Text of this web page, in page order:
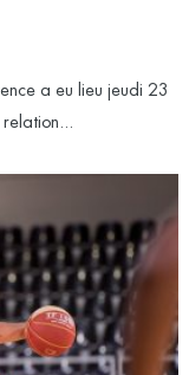
a eu lieu jeudi 23